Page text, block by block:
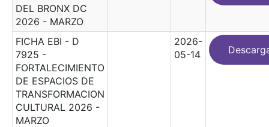
DEL BRONX DC
2026 - MARZO
FICHA EBI - D
7925 -
FORTALECIMIENTO
DE ESPACIOS DE
TRANSFORMACION
CULTURAL 2026 -
MARZO
2026-
05-14